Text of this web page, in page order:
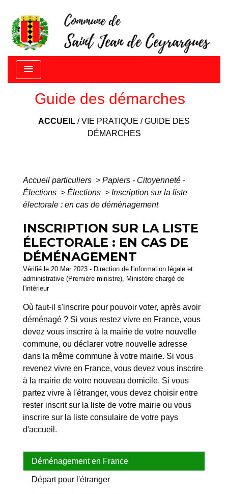
menu
Guide des démarches
ACCUEIL /VIE PRATIQUE /GUIDE DES
DÉMARCHES
Accueil particuliers > Papiers - Citoyenneté -
Élections > Élections > Inscription sur la liste
électorale : en cas de déménagement
INSCRIPTION SUR LA LISTE
ÉLECTORALE : EN CAS DE
DÉMÉNAGEMENT
Vérifié le 20 Mar 2023 - Direction de l'information légale et
administrative (Première ministre), Ministère chargé de
l'intérieur
Où faut-il s'inscrire pour pouvoir voter, après avoir
déménagé ? Si vous restez vivre en France, vous
devez vous inscrire à la mairie de votre nouvelle
commune, ou déclarer votre nouvelle adresse
dans la même commune à votre mairie. Si vous
revenez vivre en France, vous devez vous inscrire
à la mairie de votre nouveau domicile. Si vous
partez vivre à l'étranger, vous devez choisir entre
rester inscrit sur la liste de votre mairie ou vous
inscrire sur la liste consulaire de votre pays
d'accueil.
Déménagement en France
Départ pour l'étranger